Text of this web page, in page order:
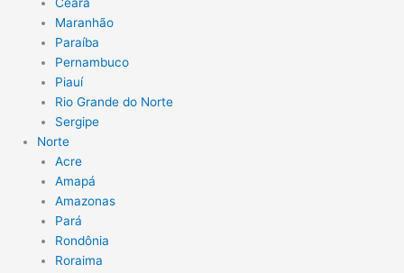
Maranhão
Paraíba
Pernambuco
Piauí
Rio Grande do Norte
Sergipe
Norte
Acre
Amapá
Amazonas
Pará
Rondônia
Roraima